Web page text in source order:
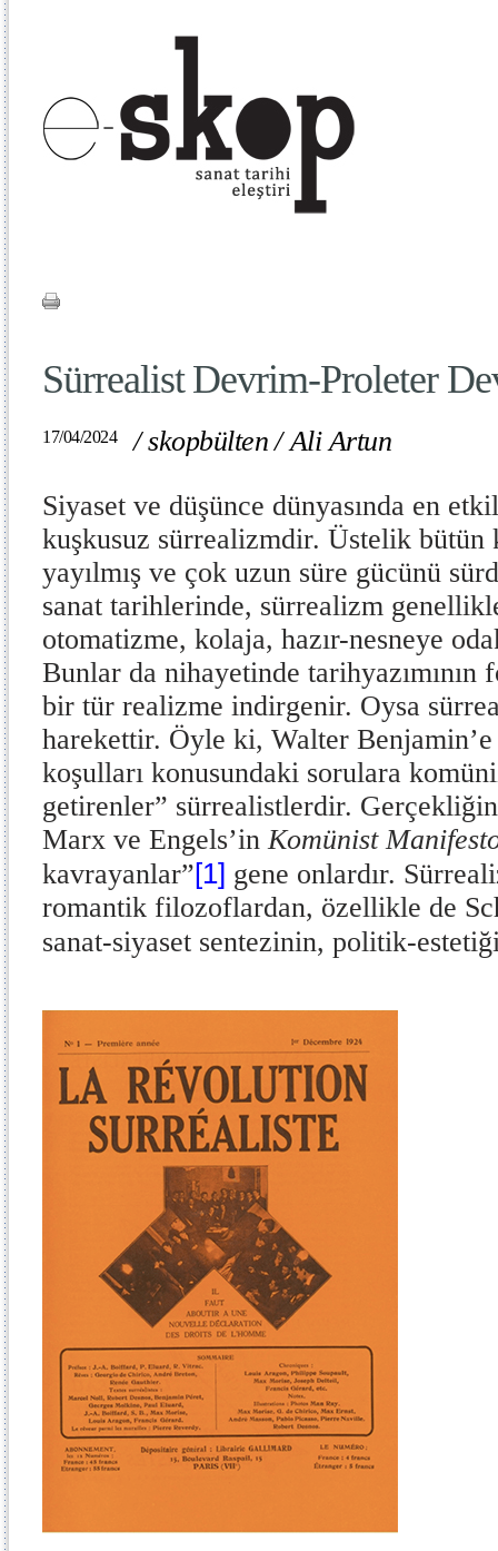
Sürrealist Devrim-Proleter
17/04/2024 /skopbülten /Ali Artun
Siyaset ve düşünce dünyasında en
kuşkusuz sürrealizmdir. Üstelik bütün
yayılmış ve çok uzun süre gücünü
sanat tarihlerinde, sürrealizm
otomatizme, kolaja, hazır-nesneye
Bunlar da nihayetinde
bir tür realizme indirgenir. Oysa
harekettir. Öyle ki, Walter
koşulları konusundaki sorulara
getirenler” sürrealistlerdir. Gerçekliğin
Marx ve Engels’in Komünist
kavrayanlar”[1] gene onlardır.
romantik filozoflardan, özellikle de
sanat-siyaset sentezinin, politik-